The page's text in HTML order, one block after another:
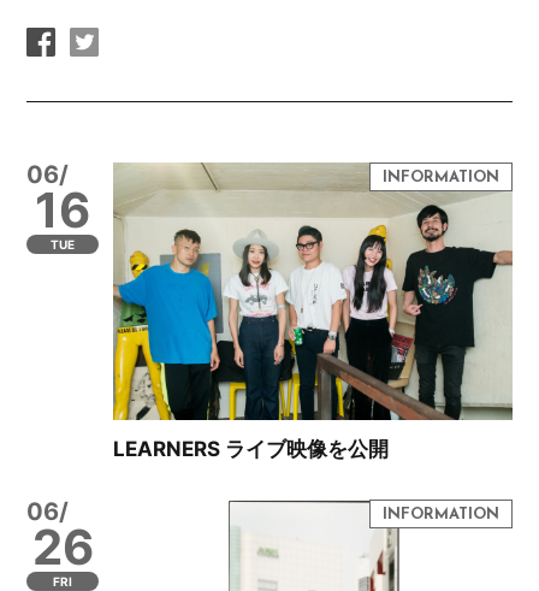
06/
16
TUE
LEARNERS ライブ映像を公開
06/
26
FRI